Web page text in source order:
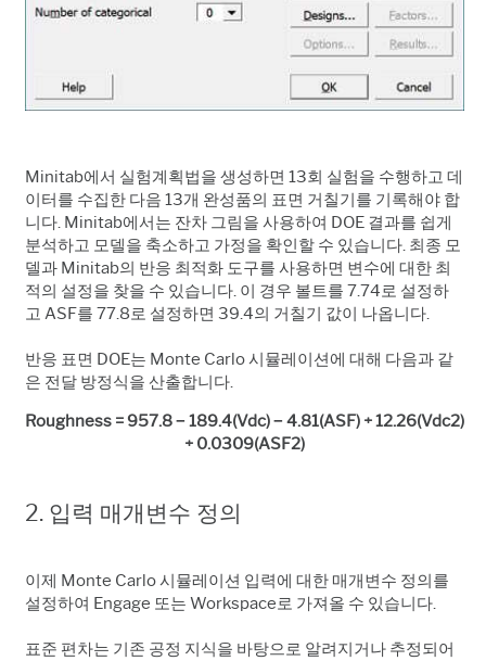
Minitab에서 실험계획법을 생성하면 13회 실험을 수행하고 데
이터를 수집한 다음 13개 완성품의 표면 거칠기를 기록해야 합
니다. Minitab에서는 잔차 그림을 사용하여 DOE 결과를 쉽게
분석하고 모델을 축소하고 가정을 확인할 수 있습니다. 최종 모
델과 Minitab의 반응 최적화 도구를 사용하면 변수에 대한 최
적의 설정을 찾을 수 있습니다. 이 경우 볼트를 7.74로 설정하
고 ASF를 77.8로 설정하면 39.4의 거칠기 값이 나옵니다.
반응 표면 DOE는 Monte Carlo 시뮬레이션에 대해 다음과 같
은 전달 방정식을 산출합니다.
Roughness = 957.8 − 189.4(Vdc) − 4.81(ASF) + 12.26(Vdc2)
+ 0.0309(ASF2)
2. 입력 매개변수 정의
이제 Monte Carlo 시뮬레이션 입력에 대한 매개변수 정의를
설정하여 Engage 또는 Workspace로 가져올 수 있습니다.
표준 편차는 기존 공정 지식을 바탕으로 알려지거나 추정되어